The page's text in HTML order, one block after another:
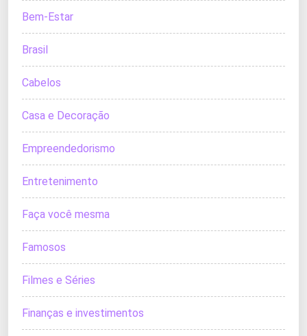
Bem-Estar
Brasil
Cabelos
Casa e Decoração
Empreendedorismo
Entretenimento
Faça você mesma
Famosos
Filmes e Séries
Finanças e investimentos